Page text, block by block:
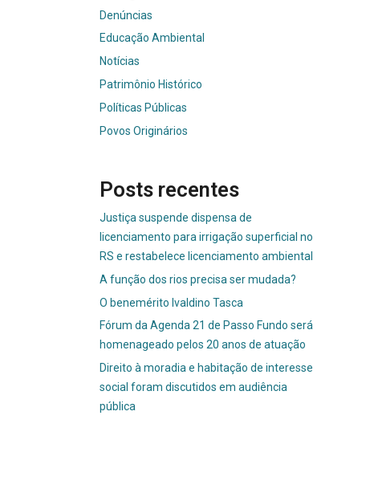
Denúncias
Educação Ambiental
Notícias
Patrimônio Histórico
Políticas Públicas
Povos Originários
Posts recentes
Justiça suspende dispensa de
licenciamento para irrigação superficial no
RS e restabelece licenciamento ambiental
A função dos rios precisa ser mudada?
O benemérito Ivaldino Tasca
Fórum da Agenda 21 de Passo Fundo será
homenageado pelos 20 anos de atuação
Direito à moradia e habitação de interesse
social foram discutidos em audiência
pública